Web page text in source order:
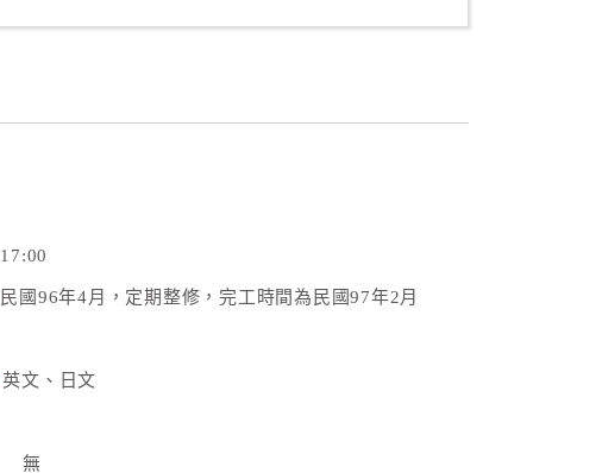
17:00
民國96年4月，定期整修，完工時間為民國97年2月
英文、日文
無